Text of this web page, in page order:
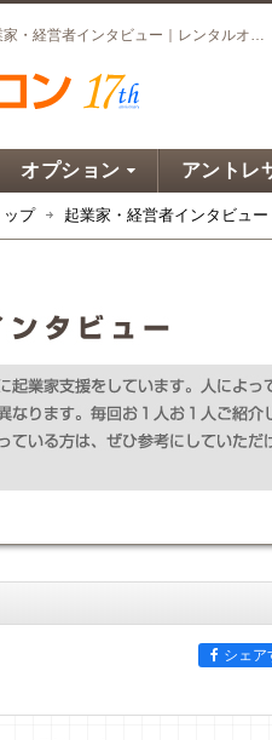
合同会社アウル 代表社員 山口 秀松 様｜起業家・経営者インタビュー｜レンタルオフィスならアントレサロン
オプション アントレ
ップ 起業家・経営者インタビュー
シェア